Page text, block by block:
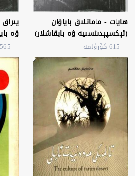
ھايات - ماماتلىق باياۋان
(ئېكسپېدىتسىيە ۋە بايقاشلار)
615 كۆرۈلمە
ۋە
565 كۆرۈلمە